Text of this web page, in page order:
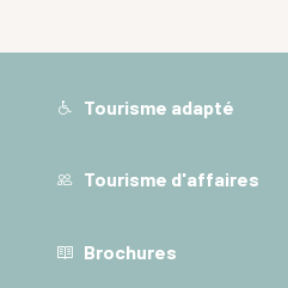
Tourisme adapté
Tourisme d'affaires
Brochures